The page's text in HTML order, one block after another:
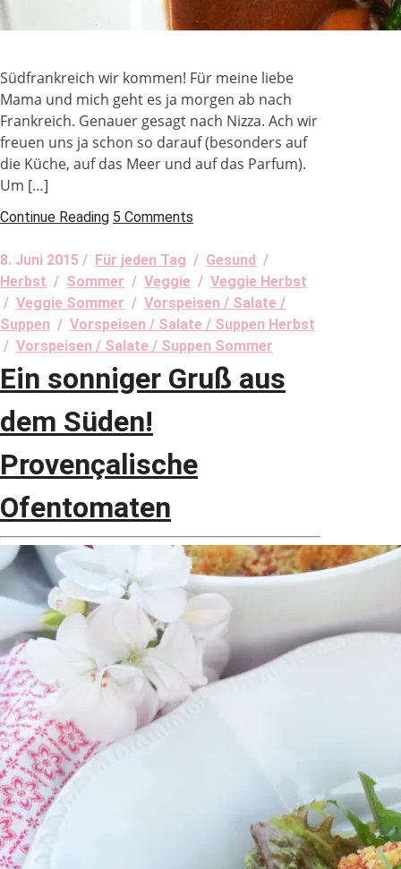
Südfrankreich wir kommen! Für meine liebe
Mama und mich geht es ja morgen ab nach
Frankreich. Genauer gesagt nach Nizza. Ach wir
freuen uns ja schon so darauf (besonders auf
die Küche, auf das Meer und auf das Parfum).
Um […]
Continue Reading 5 Comments
8. Juni 2015 / Für jeden Tag / Gesund /
Herbst / Sommer / Veggie / Veggie Herbst
/ Veggie Sommer / Vorspeisen / Salate /
Suppen / Vorspeisen / Salate / Suppen Herbst
/ Vorspeisen / Salate / Suppen Sommer
Ein sonniger Gruß aus
dem Süden!
Provençalische
Ofentomaten